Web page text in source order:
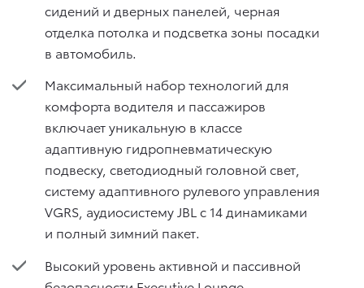
сидений и дверных панелей, черная
отделка потолка и подсветка зоны посадки
в автомобиль.
Максимальный набор технологий для
комфорта водителя и пассажиров
включает уникальную в классе
адаптивную гидропневматическую
подвеску, светодиодный головной свет,
систему адаптивного рулевого управления
VGRS, аудиосистему JBL с 14 динамиками
и полный зимний пакет.
Высокий уровень активной и пассивной